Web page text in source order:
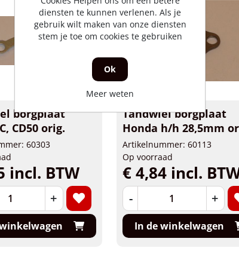
borgplaat
CD50 orig.
60303
incl. BTW
+
Tandwiel borgplaat
Honda h/h 28,5mm
Artikelnummer: 60113
Op voorraad
€ 4,84 incl.
- +
In de winkelwagen
diensten te kunnen verlenen. Als je
gebruik wilt maken van onze diensten
stem je toe om cookies te gebruiken
Ok
Meer weten